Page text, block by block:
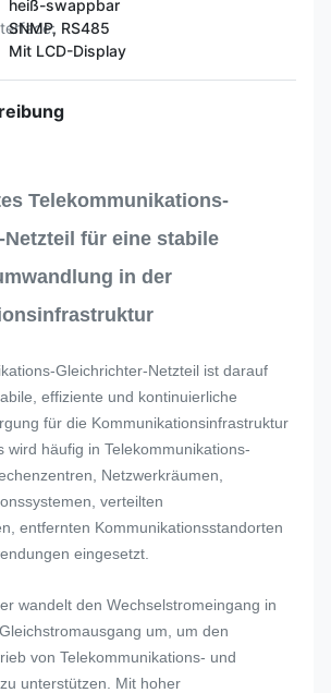
heiß-swappbar
SNMP, RS485
Mit LCD-Display
Telekommunikations-
für eine stabile
in der
Gleichrichter-Netzteil ist darauf
effiziente und kontinuierliche
für die Kommunikationsinfrastruktur
wird häufig in Telekommunikations-
Netzwerkräumen,
verteilten
entfernten Kommunikationsstandorten
eingesetzt.
wandelt den Wechselstromeingang in
um, um den
von Telekommunikations- und
unterstützen. Mit hoher